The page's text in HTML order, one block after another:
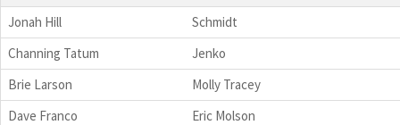
Jonah Hill
Schmidt
Channing Tatum
Jenko
Brie Larson
Molly Tracey
Dave Franco
Eric Molson